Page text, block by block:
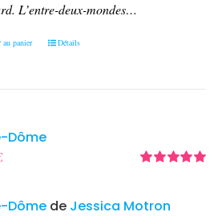
L’entre-deux-mondes…
panier Détails
Dôme
Dôme de Jessica Motron